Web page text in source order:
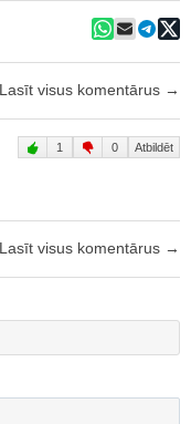
Lasīt visus komentārus →
1 0 Atbildēt
Lasīt visus komentārus →